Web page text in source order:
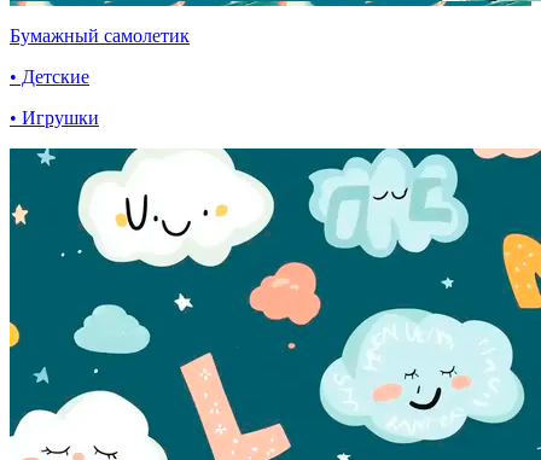
Бумажный самолетик
• Детские
• Игрушки